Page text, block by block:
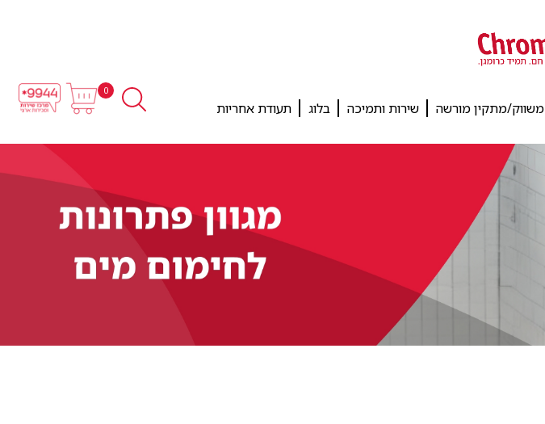
משווק/מתקין מורשה שירות ותמיכה בלוג תעודת אחריות
0